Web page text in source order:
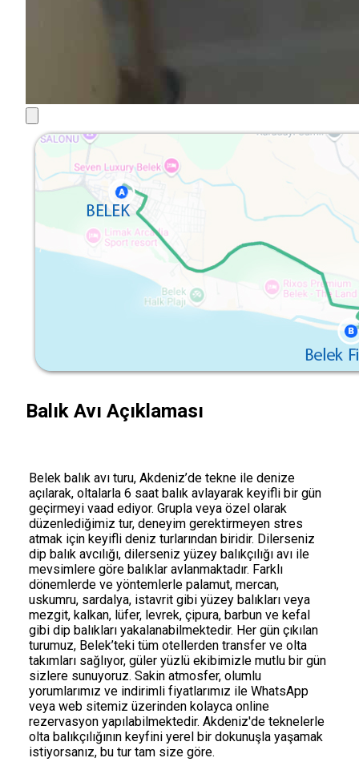
Balık Avı Açıklaması
Belek balık avı turu, Akdeniz’de tekne ile denize
açılarak, oltalarla 6 saat balık avlayarak keyifli bir gün
geçirmeyi vaad ediyor. Grupla veya özel olarak
düzenlediğimiz tur, deneyim gerektirmeyen stres
atmak için keyifli deniz turlarından biridir. Dilerseniz
dip balık avcılığı, dilerseniz yüzey balıkçılığı avı ile
mevsimlere göre balıklar avlanmaktadır. Farklı
dönemlerde ve yöntemlerle palamut, mercan,
uskumru, sardalya, istavrit gibi yüzey balıkları veya
mezgit, kalkan, lüfer, levrek, çipura, barbun ve kefal
gibi dip balıkları yakalanabilmektedir. Her gün çıkılan
turumuz, Belek’teki tüm otellerden transfer ve olta
takımları sağlıyor, güler yüzlü ekibimizle mutlu bir gün
sizlere sunuyoruz. Sakin atmosfer, olumlu
yorumlarımız ve indirimli fiyatlarımız ile WhatsApp
veya web sitemiz üzerinden kolayca online
rezervasyon yapılabilmektedir. Akdeniz'de teknelerle
olta balıkçılığının keyfini yerel bir dokunuşla yaşamak
istiyorsanız, bu tur tam size göre.